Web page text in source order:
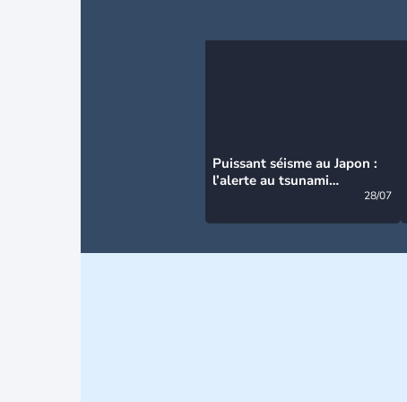
Puissant séisme au Japon :
l’alerte au tsunami
28/07